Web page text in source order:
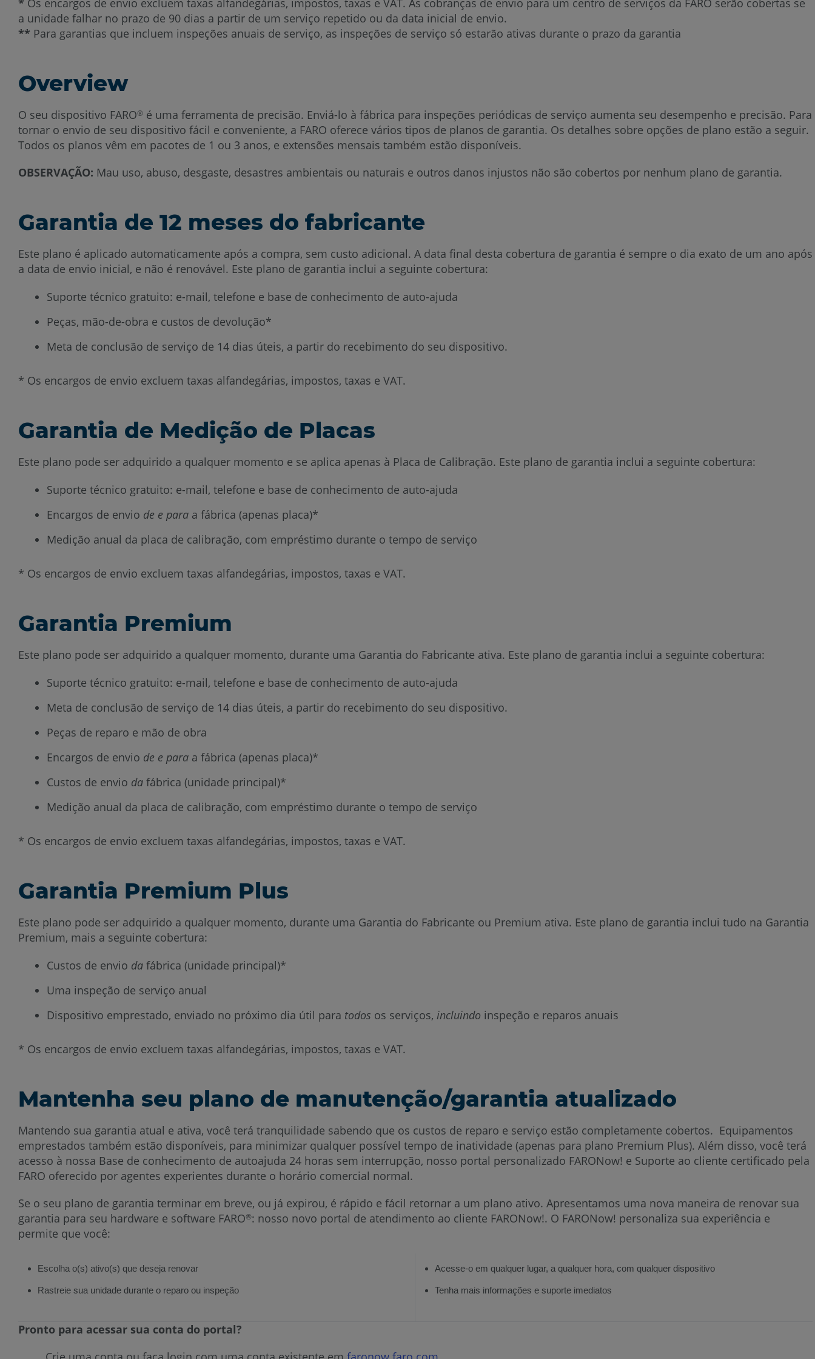
* Os encargos de envio excluem taxas alfandegárias, impostos, taxas e VAT. As cobranças de envio para um centro de serviços da FARO serão cobertas se
a unidade falhar no prazo de 90 dias a partir de um serviço repetido ou da data inicial de envio.
** Para garantias que incluem inspeções anuais de serviço, as inspeções de serviço só estarão ativas durante o prazo da garantia
Overview
O seu dispositivo FARO® é uma ferramenta de precisão. Enviá-lo à fábrica para inspeções periódicas de serviço aumenta seu desempenho e precisão. Para
tornar o envio de seu dispositivo fácil e conveniente, a FARO oferece vários tipos de planos de garantia. Os detalhes sobre opções de plano estão a seguir.
Todos os planos vêm em pacotes de 1 ou 3 anos, e extensões mensais também estão disponíveis.
OBSERVAÇÃO: Mau uso, abuso, desgaste, desastres ambientais ou naturais e outros danos injustos não são cobertos por nenhum plano de garantia.
Garantia de 12 meses do fabricante
Este plano é aplicado automaticamente após a compra, sem custo adicional. A data final desta cobertura de garantia é sempre o dia exato de um ano após
a data de envio inicial, e não é renovável. Este plano de garantia inclui a seguinte cobertura:
Suporte técnico gratuito: e-mail, telefone e base de conhecimento de auto-ajuda
Peças, mão-de-obra e custos de devolução*
Meta de conclusão de serviço de 14 dias úteis, a partir do recebimento do seu dispositivo.
* Os encargos de envio excluem taxas alfandegárias, impostos, taxas e VAT.
Garantia de Medição de Placas
Este plano pode ser adquirido a qualquer momento e se aplica apenas à Placa de Calibração. Este plano de garantia inclui a seguinte cobertura:
Suporte técnico gratuito: e-mail, telefone e base de conhecimento de auto-ajuda
Encargos de envio de e para a fábrica (apenas placa)*
Medição anual da placa de calibração, com empréstimo durante o tempo de serviço
* Os encargos de envio excluem taxas alfandegárias, impostos, taxas e VAT.
Garantia Premium
Este plano pode ser adquirido a qualquer momento, durante uma Garantia do Fabricante ativa. Este plano de garantia inclui a seguinte cobertura:
Suporte técnico gratuito: e-mail, telefone e base de conhecimento de auto-ajuda
Meta de conclusão de serviço de 14 dias úteis, a partir do recebimento do seu dispositivo.
Peças de reparo e mão de obra
Encargos de envio de e para a fábrica (apenas placa)*
Custos de envio da fábrica (unidade principal)*
Medição anual da placa de calibração, com empréstimo durante o tempo de serviço
* Os encargos de envio excluem taxas alfandegárias, impostos, taxas e VAT.
Garantia Premium Plus
Este plano pode ser adquirido a qualquer momento, durante uma Garantia do Fabricante ou Premium ativa. Este plano de garantia inclui tudo na Garantia
Premium, mais a seguinte cobertura:
Custos de envio da fábrica (unidade principal)*
Uma inspeção de serviço anual
Dispositivo emprestado, enviado no próximo dia útil para todos os serviços, incluindo inspeção e reparos anuais
* Os encargos de envio excluem taxas alfandegárias, impostos, taxas e VAT.
Mantenha seu plano de manutenção/garantia atualizado
Mantendo sua garantia atual e ativa, você terá tranquilidade sabendo que os custos de reparo e serviço estão completamente cobertos. Equipamentos
emprestados também estão disponíveis, para minimizar qualquer possível tempo de inatividade (apenas para plano Premium Plus). Além disso, você terá
acesso à nossa Base de conhecimento de autoajuda 24 horas sem interrupção, nosso portal personalizado FARONow! e Suporte ao cliente certificado pela
FARO oferecido por agentes experientes durante o horário comercial normal.
Se o seu plano de garantia terminar em breve, ou já expirou, é rápido e fácil retornar a um plano ativo. Apresentamos uma nova maneira de renovar sua
garantia para seu hardware e software FARO®: nosso novo portal de atendimento ao cliente FARONow!. O FARONow! personaliza sua experiência e
permite que você:
Escolha o(s) ativo(s) que deseja renovar
Rastreie sua unidade durante o reparo ou inspeção
Acesse-o em qualquer lugar, a qualquer hora, com qualquer dispositivo
Tenha mais informações e suporte imediatos
Pronto para acessar sua conta do portal?